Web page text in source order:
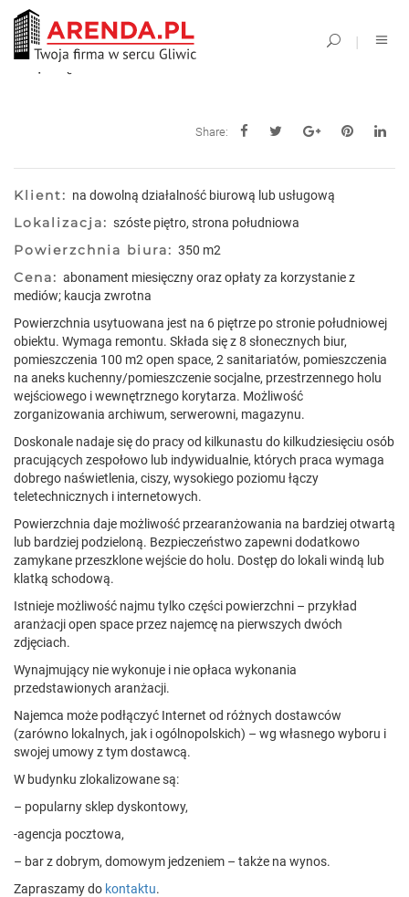
6 piętro
Share:
Klient: na dowolną działalność biurową lub usługową
Lokalizacja: szóste piętro, strona południowa
Powierzchnia biura: 350 m2
Cena: abonament miesięczny oraz opłaty za korzystanie z
mediów; kaucja zwrotna
Powierzchnia usytuowana jest na 6 piętrze po stronie południowej
obiektu. Wymaga remontu. Składa się z 8 słonecznych biur,
pomieszczenia 100 m2 open space, 2 sanitariatów, pomieszczenia
na aneks kuchenny/pomieszczenie socjalne, przestrzennego holu
wejściowego i wewnętrznego korytarza. Możliwość
zorganizowania archiwum, serwerowni, magazynu.
Doskonale nadaje się do pracy od kilkunastu do kilkudziesięciu osób
pracujących zespołowo lub indywidualnie, których praca wymaga
dobrego naświetlenia, ciszy, wysokiego poziomu łączy
teletechnicznych i internetowych.
Powierzchnia daje możliwość przearanżowania na bardziej otwartą
lub bardziej podzieloną. Bezpieczeństwo zapewni dodatkowo
zamykane przeszklone wejście do holu. Dostęp do lokali windą lub
klatką schodową.
Istnieje możliwość najmu tylko części powierzchni – przykład
aranżacji open space przez najemcę na pierwszych dwóch
zdjęciach.
Wynajmujący nie wykonuje i nie opłaca wykonania
przedstawionych aranżacji.
Najemca może podłączyć Internet od różnych dostawców
(zarówno lokalnych, jak i ogólnopolskich) – wg własnego wyboru i
swojej umowy z tym dostawcą.
W budynku zlokalizowane są:
– popularny sklep dyskontowy,
-agencja pocztowa,
– bar z dobrym, domowym jedzeniem – także na wynos.
Zapraszamy do kontaktu.